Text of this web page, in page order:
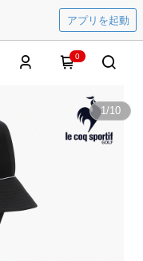
アプリを起動
0
1/10